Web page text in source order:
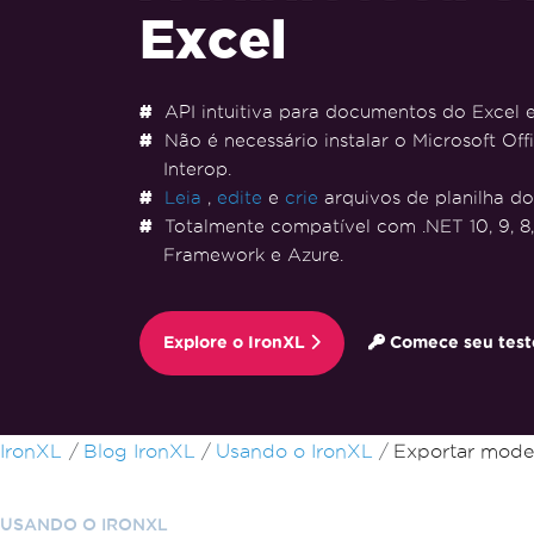
Excel
API intuitiva para documentos do Excel
Não é necessário instalar o Microsoft
Interop.
Leia , edite e crie arquivos de planilha do
Totalmente compatível com .NET 10, 9, 8,
Framework e Azure.
Explore o IronXL Comece seu
Ir para o conteúdo do rodapé
IronXL Blog IronXL Usando o IronXL Exportar
USANDO O IRONXL